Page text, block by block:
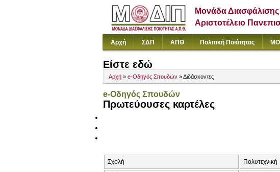
Μονάδα Διασφάλισης
Αριστοτέλειο
Αρχή ΣΔΠ ΑΠΘ Πολιτική Ποιότητας
Είστε εδώ
Αρχή » e-Οδηγός Σπουδών » Διδάσκοντες
e-Οδηγός Σπουδών
Πρωτεύουσες καρτέλες
Σχολή Πολυτεχνική